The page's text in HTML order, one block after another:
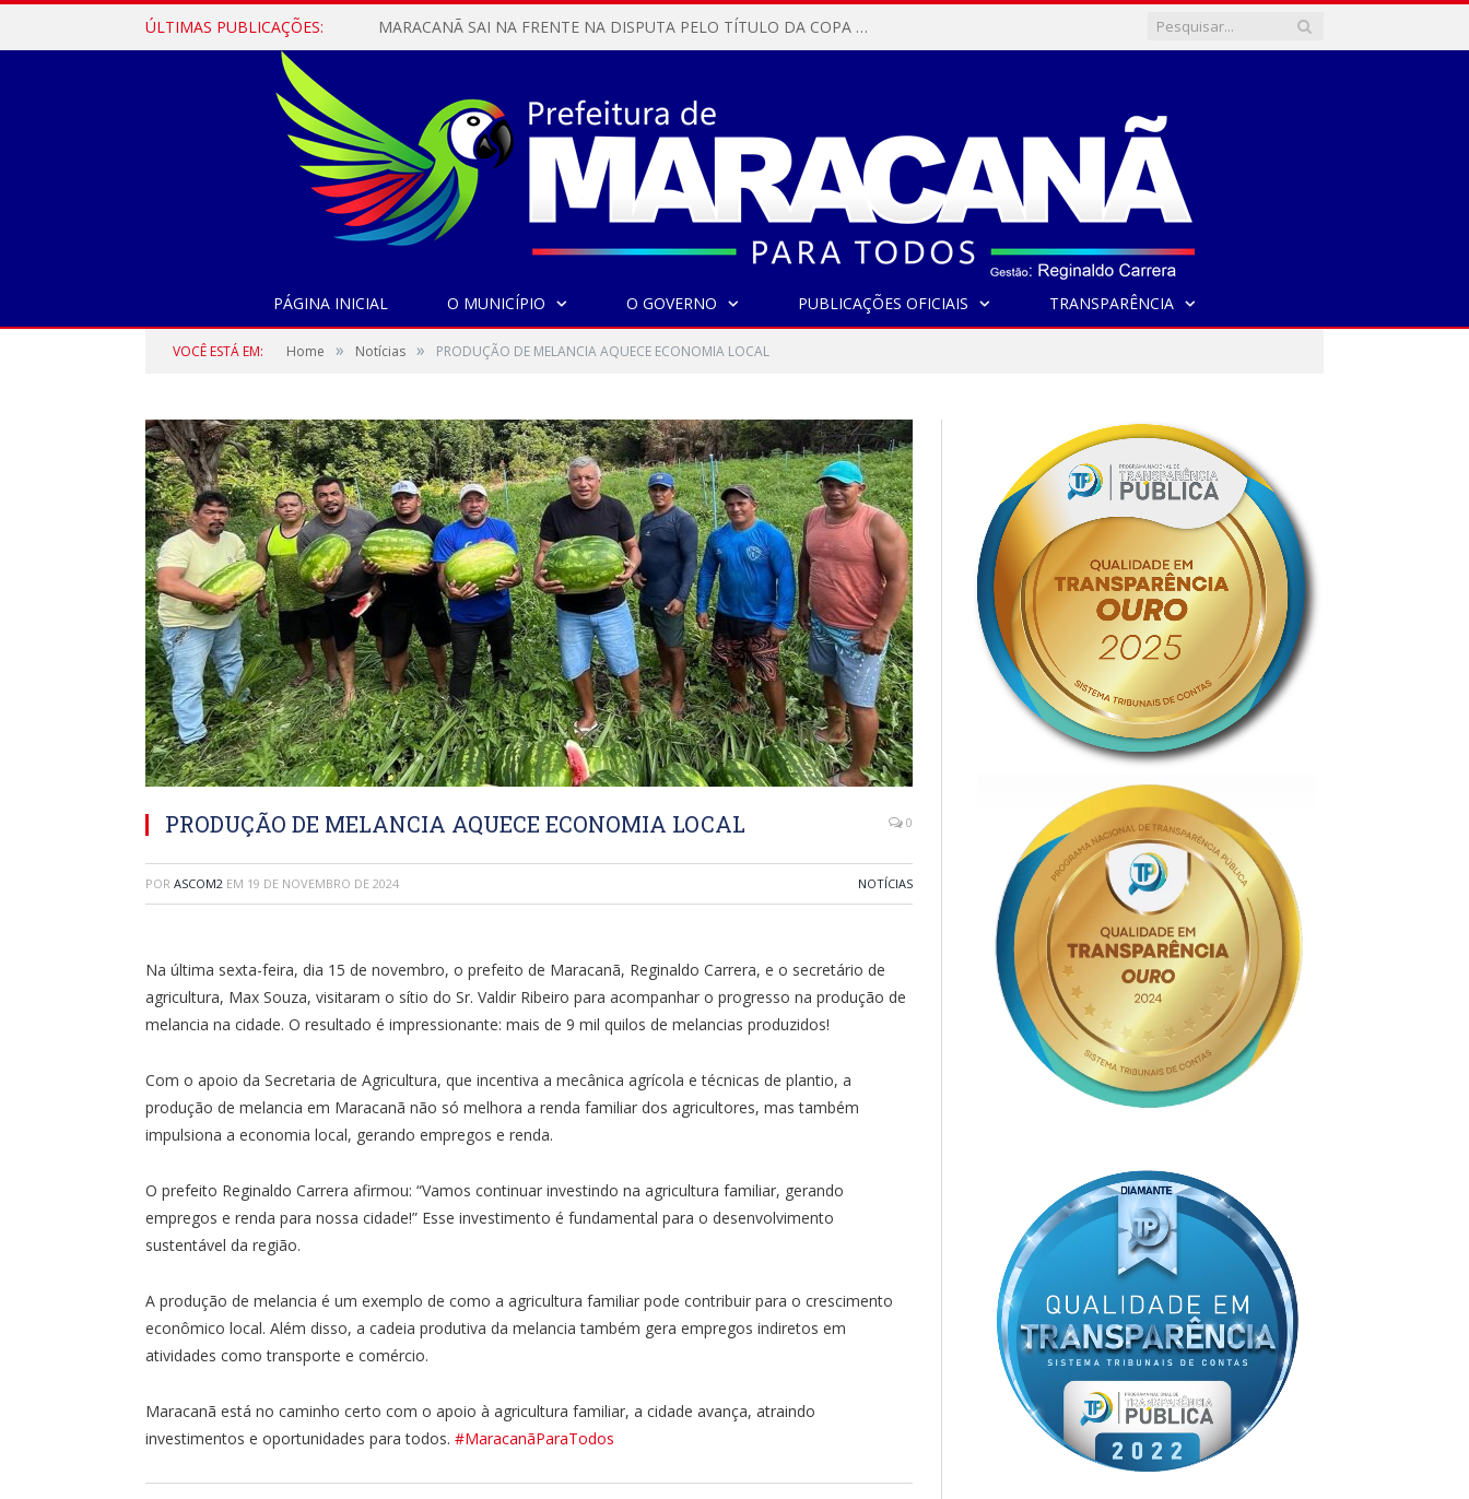
ÚLTIMAS PUBLICAÇÕES: MARACANÃ SAI NA FRENTE NA DISPUTA PELO TÍTULO DA COPA PARÁ SUB-17!
PÁGINA INICIAL O MUNICÍPIO O GOVERNO PUBLICAÇÕES OFICIAIS TRANSPARÊNCIA
VOCÊ ESTÁ EM: Home » Notícias » PRODUÇÃO DE MELANCIA AQUECE ECONOMIA LOCAL
PRODUÇÃO DE MELANCIA AQUECE ECONOMIA LOCAL 0
POR ASCOM2 EM 19 DE NOVEMBRO DE 2024 NOTÍCIAS
Na última sexta-feira, dia 15 de novembro, o prefeito de Maracanã, Reginaldo Carrera, e o secretário de
agricultura, Max Souza, visitaram o sítio do Sr. Valdir Ribeiro para acompanhar o progresso na produção de
melancia na cidade. O resultado é impressionante: mais de 9 mil quilos de melancias produzidos!
Com o apoio da Secretaria de Agricultura, que incentiva a mecânica agrícola e técnicas de plantio, a
produção de melancia em Maracanã não só melhora a renda familiar dos agricultores, mas também
impulsiona a economia local, gerando empregos e renda.
O prefeito Reginaldo Carrera afirmou: “Vamos continuar investindo na agricultura familiar, gerando
empregos e renda para nossa cidade!” Esse investimento é fundamental para o desenvolvimento
sustentável da região.
A produção de melancia é um exemplo de como a agricultura familiar pode contribuir para o crescimento
econômico local. Além disso, a cadeia produtiva da melancia também gera empregos indiretos em
atividades como transporte e comércio.
Maracanã está no caminho certo com o apoio à agricultura familiar, a cidade avança, atraindo
investimentos e oportunidades para todos. #MaracanãParaTodos